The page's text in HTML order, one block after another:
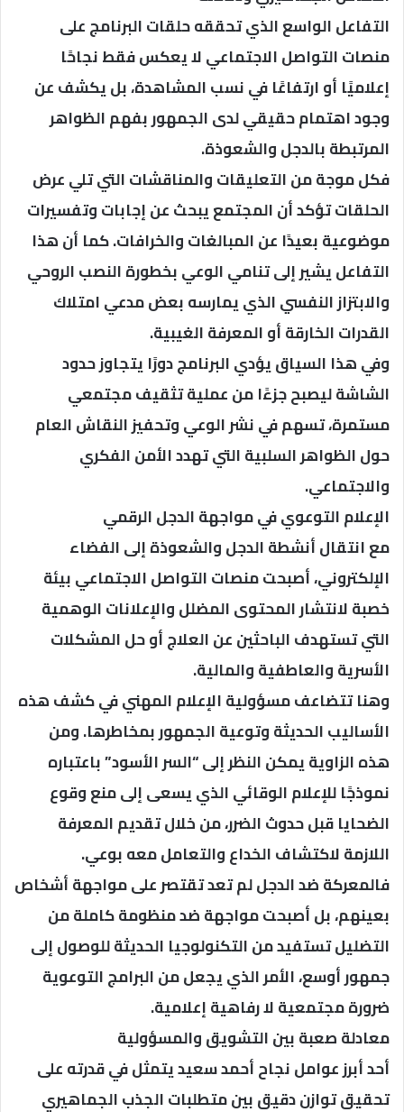
التفاعل الواسع الذي تحققه حلقات البرنامج على
منصات التواصل الاجتماعي لا يعكس فقط نجاحًا
إعلاميًا أو ارتفاعًا في نسب المشاهدة، بل يكشف عن
وجود اهتمام حقيقي لدى الجمهور بفهم الظواهر
المرتبطة بالدجل والشعوذة.
فكل موجة من التعليقات والمناقشات التي تلي عرض
الحلقات تؤكد أن المجتمع يبحث عن إجابات وتفسيرات
موضوعية بعيدًا عن المبالغات والخرافات. كما أن هذا
التفاعل يشير إلى تنامي الوعي بخطورة النصب الروحي
والابتزاز النفسي الذي يمارسه بعض مدعي امتلاك
القدرات الخارقة أو المعرفة الغيبية.
وفي هذا السياق يؤدي البرنامج دورًا يتجاوز حدود
الشاشة ليصبح جزءًا من عملية تثقيف مجتمعي
مستمرة، تسهم في نشر الوعي وتحفيز النقاش العام
حول الظواهر السلبية التي تهدد الأمن الفكري
والاجتماعي.
الإعلام التوعوي في مواجهة الدجل الرقمي
مع انتقال أنشطة الدجل والشعوذة إلى الفضاء
الإلكتروني، أصبحت منصات التواصل الاجتماعي بيئة
خصبة لانتشار المحتوى المضلل والإعلانات الوهمية
التي تستهدف الباحثين عن العلاج أو حل المشكلات
الأسرية والعاطفية والمالية.
وهنا تتضاعف مسؤولية الإعلام المهني في كشف هذه
الأساليب الحديثة وتوعية الجمهور بمخاطرها. ومن
هذه الزاوية يمكن النظر إلى “السر الأسود” باعتباره
نموذجًا للإعلام الوقائي الذي يسعى إلى منع وقوع
الضحايا قبل حدوث الضرر، من خلال تقديم المعرفة
اللازمة لاكتشاف الخداع والتعامل معه بوعي.
فالمعركة ضد الدجل لم تعد تقتصر على مواجهة أشخاص
بعينهم، بل أصبحت مواجهة ضد منظومة كاملة من
التضليل تستفيد من التكنولوجيا الحديثة للوصول إلى
جمهور أوسع، الأمر الذي يجعل من البرامج التوعوية
ضرورة مجتمعية لا رفاهية إعلامية.
معادلة صعبة بين التشويق والمسؤولية
أحد أبرز عوامل نجاح أحمد سعيد يتمثل في قدرته على
تحقيق توازن دقيق بين متطلبات الجذب الجماهيري